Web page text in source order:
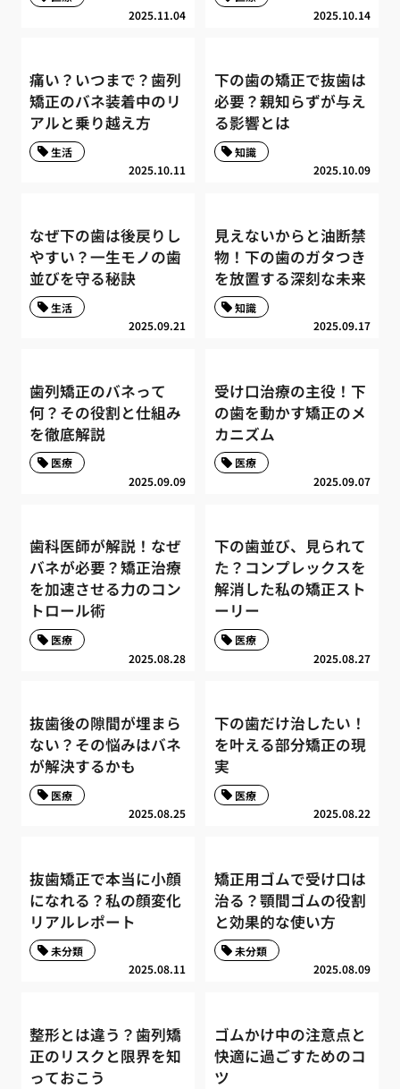
2025.11.04
2025.10.14
痛い？いつまで？歯列
矯正のバネ装着中のリ
アルと乗り越え方
2025.10.11
生活
下の歯の矯正で抜歯は
必要？親知らずが与え
る影響とは
2025.10.09
知識
なぜ下の歯は後戻りし
やすい？一生モノの歯
並びを守る秘訣
2025.09.21
生活
見えないからと油断禁
物！下の歯のガタつき
を放置する深刻な未来
2025.09.17
知識
歯列矯正のバネって
何？その役割と仕組み
を徹底解説
2025.09.09
医療
受け口治療の主役！下
の歯を動かす矯正のメ
カニズム
2025.09.07
医療
歯科医師が解説！なぜ
バネが必要？矯正治療
を加速させる力のコン
トロール術
2025.08.28
医療
下の歯並び、見られて
た？コンプレックスを
解消した私の矯正スト
ーリー
2025.08.27
医療
抜歯後の隙間が埋まら
ない？その悩みはバネ
が解決するかも
2025.08.25
医療
下の歯だけ治したい！
を叶える部分矯正の現
実
2025.08.22
医療
抜歯矯正で本当に小顔
になれる？私の顔変化
リアルレポート
2025.08.11
未分類
矯正用ゴムで受け口は
治る？顎間ゴムの役割
と効果的な使い方
2025.08.09
未分類
整形とは違う？歯列矯
正のリスクと限界を知
っておこう
ゴムかけ中の注意点と
快適に過ごすためのコ
ツ